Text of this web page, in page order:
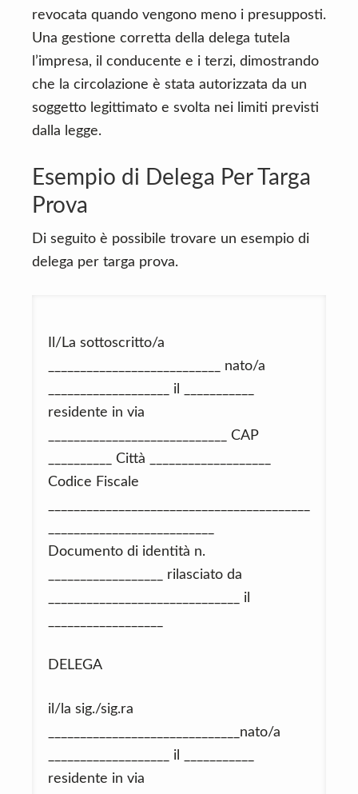
revocata quando vengono meno i presupposti.
Una gestione corretta della delega tutela
l’impresa, il conducente e i terzi, dimostrando
che la circolazione è stata autorizzata da un
soggetto legittimato e svolta nei limiti previsti
dalla legge.
Esempio di Delega Per Targa
Prova
Di seguito è possibile trovare un esempio di
delega per targa prova.
Il/La sottoscritto/a
___________________________ nato/a
___________________ il ___________
residente in via
____________________________ CAP
__________ Città ___________________
Codice Fiscale
Documento di identità n.
__________________ rilasciato da
______________________________ il
DELEGA
il/la sig./sig.ra
______________________________nato/a
___________________ il ___________
residente in via